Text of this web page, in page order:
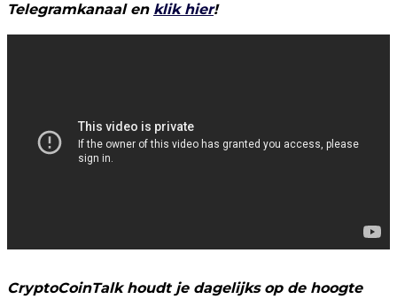
Telegramkanaal en klik hier!
CryptoCoinTalk houdt je dagelijks op de hoogte